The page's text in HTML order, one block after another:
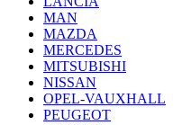
MAN
MAZDA
MERCEDES
MITSUBISHI
NISSAN
OPEL-VAUXHALL
PEUGEOT